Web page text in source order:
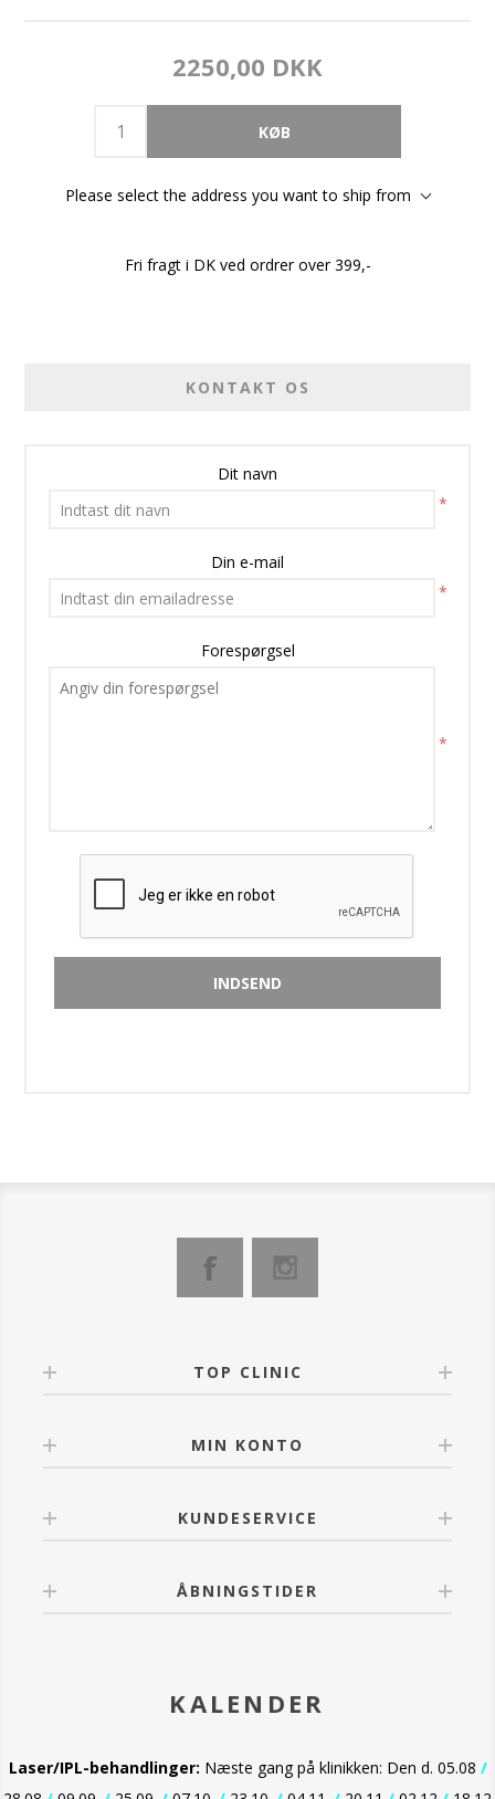
2250,00 DKK
Please select the address you want to ship from
Fri fragt i DK ved ordrer over 399,-
KONTAKT OS
Dit navn
*
Din e-mail
*
Forespørgsel
*
TOP CLINIC
MIN KONTO
KUNDESERVICE
ÅBNINGSTIDER
KALENDER
Laser/IPL-behandlinger: Næste gang på klinikken: Den d. 05.08 /